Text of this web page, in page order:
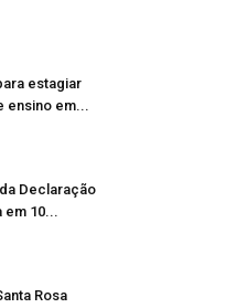
estagiar
ensino em...
Declaração
em 10...
Rosa